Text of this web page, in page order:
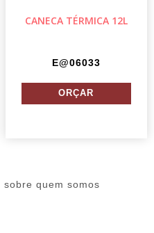
CANECA TÉRMICA 12L
E@06033
sobre quem somos